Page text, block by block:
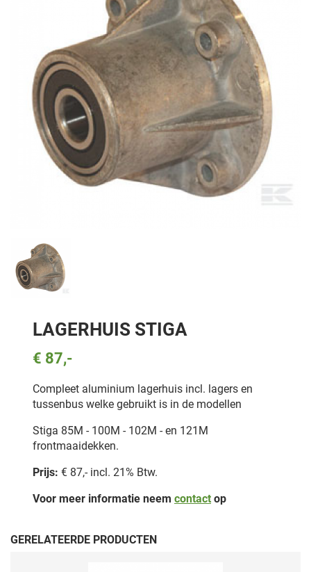
LAGERHUIS STIGA
€ 87,-
Compleet aluminium lagerhuis incl. lagers en
tussenbus welke gebruikt is in de modellen
Stiga 85M - 100M - 102M - en 121M
frontmaaidekken.
Prijs: € 87,- incl. 21% Btw.
Voor meer informatie neem contactop
GERELATEERDE PRODUCTEN